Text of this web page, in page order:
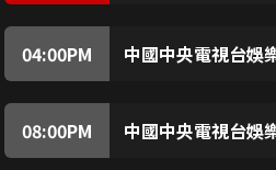
04:00PM 中國中央電視台娛
08:00PM 中國中央電視台娛